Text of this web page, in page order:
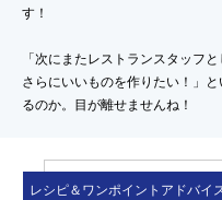
す！
「次にまたレストランスタッフ
さらにいいものを作りたい！」
るのか。目が離せませんね！
レシピ＆ワンポイントアドバイ